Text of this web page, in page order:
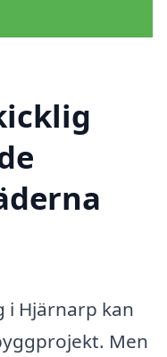
Hjärnarp kan
Men